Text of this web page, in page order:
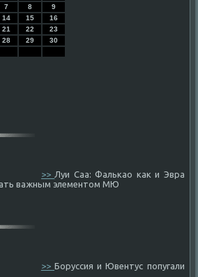
7 8
9
14 15
16
21 22
23
28 29
30
>> Луи Саа: Фалькао как и Эвра
важным элементом МЮ
>> Боруссия и Ювентус попугали